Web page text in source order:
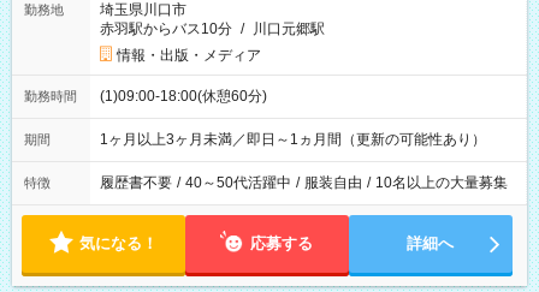
勤務地
埼玉県川口市
赤羽駅からバス10分 / 川口元郷駅
情報・出版・メディア
勤務時間 (1)09:00-18:00(休憩60分)
期間 1ヶ月以上3ヶ月未満／即日～1ヵ月間（更新の可能性あり）
特徴 履歴書不要 / 40～50代活躍中 / 服装自由 / 10名以上の大量募集
気になる！ 応募する 詳細へ